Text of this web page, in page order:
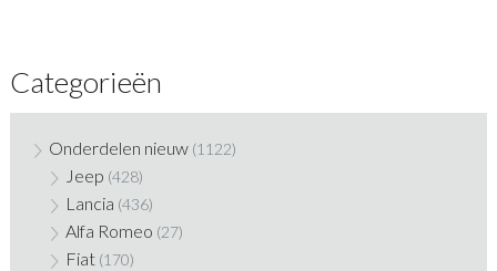
Categorieën
Onderdelen nieuw (1122)
Jeep (428)
Lancia (436)
Alfa Romeo (27)
Fiat (170)